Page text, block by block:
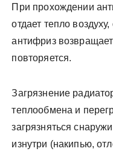
При прохождении
отдает тепло
антифриз
повторяется.
Загрязнение
теплообмена и
загрязняться
изнутри (накипью,